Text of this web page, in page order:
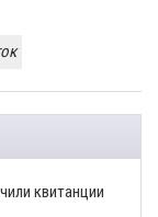
квитанции